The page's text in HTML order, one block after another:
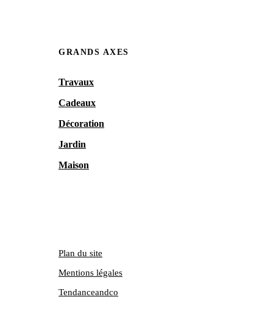
GRANDS AXES
Travaux
Cadeaux
Décoration
Jardin
Maison
Tendanceandco
Plan du site
Mentions légales